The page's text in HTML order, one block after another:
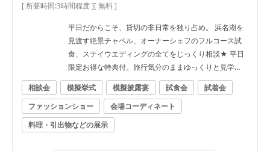
[ 所要時間:3時間程度][ 無料 ]
平日だからこそ、貸切の非日常を独り占め。 浜名湖を
見渡す絶景チャペル、オーナーシェフのフルコース試
食、ステイウエディングの全てをじっくり相談★ 平日
限定お得な特典付。旅行気分のままゆっくりと見学
を！
相談会 模擬挙式 模擬披露宴 試食会
試着会
ファッションショー
会場コーディネート
料理・引出物などの展示